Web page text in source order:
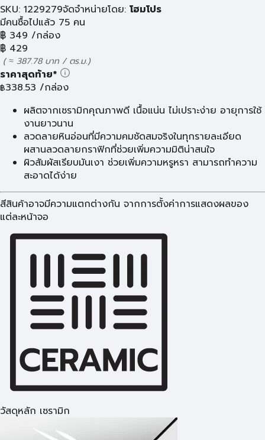
SKU: 1229279จัดจำหน่ายโดย: โฮมโปร
มีคนซื้อไปแล้ว 75 คน
฿ 349 /กล่อง
฿ 429
( ≈ 387.78 บาท / ตร.ม.)
ราคาสุดท้าย*
฿338.53 /กล่อง
ผลิตจากเซรามิกคุณภาพดี เนื้อแน่น ไม่เปราะง่าย อายุการใช้
งานยาวนาน
ลวดลายหินอ่อนที่มีความคมชัดสมจริงในทุกรายละเอียด
ผสานลวดลายกราฟิกที่ช่วยเพิ่มความมิติน่าสนใจ
ผิวสัมผัสเรียบมันเงา ช่วยเพิ่มความหรูหรา สามารถทำความ
สะอาดได้ง่าย
สีสินค้าอาจมีความแตกต่างกัน จากการตั้งค่าการแสดงผลของ
แต่ละหน้าจอ
วัสดุหลัก เซรามิก